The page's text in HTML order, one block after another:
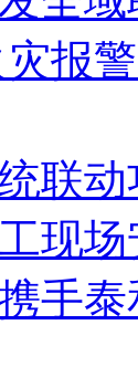
报
联
现
手